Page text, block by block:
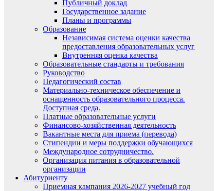
Публичный доклад
Государственное задание
Планы и программы
Образование
Независимая система оценки качества
предоставления образовательных услуг
Внутренняя оценка качества
Образовательные стандарты и требования
Руководство
Педагогический состав
Материально-техническое обеспечение и
оснащенность образовательного процесса.
Доступная среда.
Платные образовательные услуги
Финансово-хозяйственная деятельность
Вакантные места для приема (перевода)
Стипендии и меры поддержки обучающихся
Международное сотрудничество.
Организация питания в образовательной
организации
Абитуриенту
Приемная кампания 2026-2027 учебный год